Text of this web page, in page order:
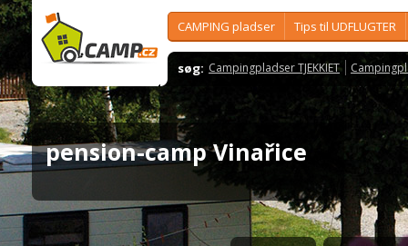
CAMPING pladser Tips til UDFLUGTER
søg: Campingpladser TJEKKIET
pension-camp Vinařice